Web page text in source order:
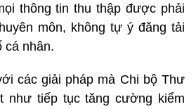
thông tin thu thập được phải
môn, không tự ý đăng tải
cá nhân.
các giải pháp mà Chi bộ Thư
như tiếp tục tăng cường kiểm